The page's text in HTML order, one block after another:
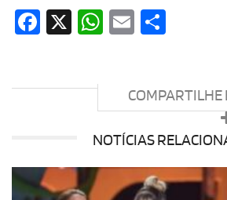
Facebook
X WhatsApp
Email
COMPARTILHE
NOTÍCIAS